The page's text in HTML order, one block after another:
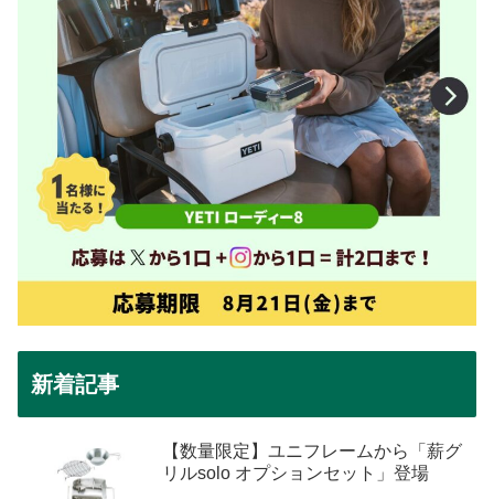
新着記事
【数量限定】ユニフレームから「薪グ
リルsolo オプションセット」登場